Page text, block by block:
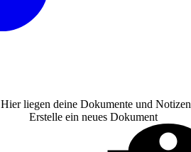
Hier liegen deine Dokumente und Notizen
Erstelle ein neues Dokument